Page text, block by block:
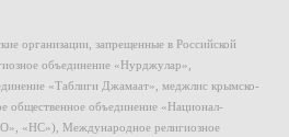
организации, запрещенные в Российской
объединение «Нурджулар»,
«Таблиги Джамаат», меджлис крымско-
общественное объединение «Национал-
«НС»), Международное религиозное